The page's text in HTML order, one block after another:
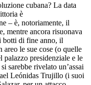
cubana? La data
è
– è, notoriamente, il
mentre ancora risuonava
botti di fine anno, il
areo le sue cose (o quelle
palazzo presidenziale e le
sarebbe rivelato un’assai
Leónidas Trujillo (i suoi